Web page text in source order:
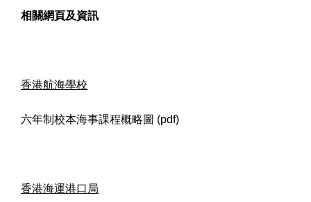
相關網頁及資訊
香港航海學校
六年制校本海事課程概略圖 (pdf)
香港海運港口局